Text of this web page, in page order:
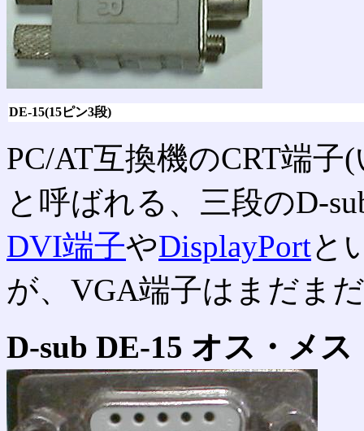
DE-15(15ピン3段)
PC/AT互換機のCRT端子
と呼ばれる、三段のD-
DVI端子やDisplayPortと
が、VGA端子はまだま
D-sub DE-15 オス・メス